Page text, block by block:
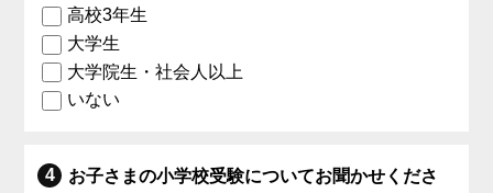
高校3年生
大学生
大学院生・社会人以上
いない
お子さまの小学校受験についてお聞かせくださ